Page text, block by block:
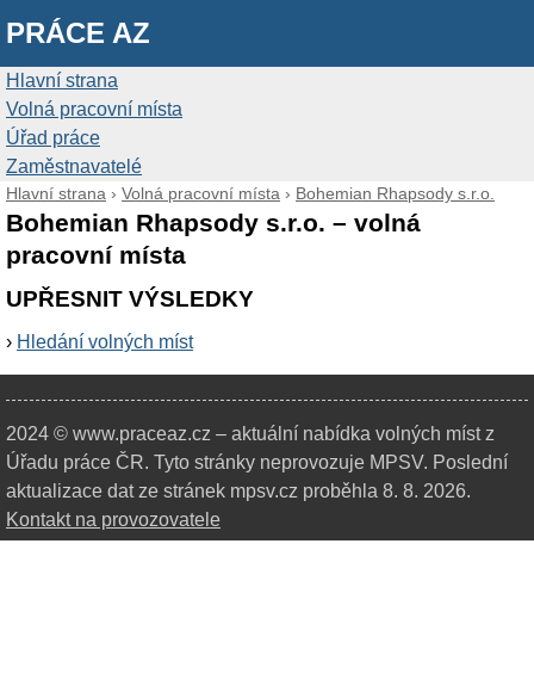
PRÁCE AZ
Hlavní strana
Volná pracovní místa
Úřad práce
Zaměstnavatelé
Hlavní strana › Volná pracovní místa › Bohemian Rhapsody s.r.o.
Bohemian Rhapsody s.r.o. – volná
pracovní místa
UPŘESNIT VÝSLEDKY
› Hledání volných míst
2024 © www.praceaz.cz – aktuální nabídka volných míst z
Úřadu práce ČR. Tyto stránky neprovozuje MPSV. Poslední
aktualizace dat ze stránek mpsv.cz proběhla 8. 8. 2026.
Kontakt na provozovatele